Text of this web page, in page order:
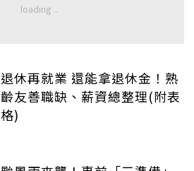
退休再就業 還能拿退休金！熟
齡友善職缺、薪資總整理(附表
格)